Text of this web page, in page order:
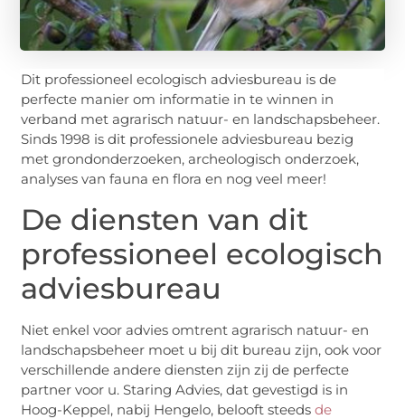
Dit professioneel ecologisch adviesbureau is de
perfecte manier om informatie in te winnen in
verband met agrarisch natuur- en landschapsbeheer.
Sinds 1998 is dit professionele adviesbureau bezig
met grondonderzoeken, archeologisch onderzoek,
analyses van fauna en flora en nog veel meer!
De diensten van dit
professioneel ecologisch
adviesbureau
Niet enkel voor advies omtrent agrarisch natuur- en
landschapsbeheer moet u bij dit bureau zijn, ook voor
verschillende andere diensten zijn zij de perfecte
partner voor u. Staring Advies, dat gevestigd is in
Hoog-Keppel, nabij Hengelo, belooft steedsde